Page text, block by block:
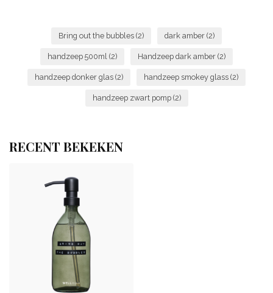
Bring out the bubbles (2) dark amber (2)
handzeep 500ml (2) Handzeep dark amber (2)
handzeep donker glas (2) handzeep smokey glass (2)
handzeep zwart pomp (2)
RECENT BEKEKEN